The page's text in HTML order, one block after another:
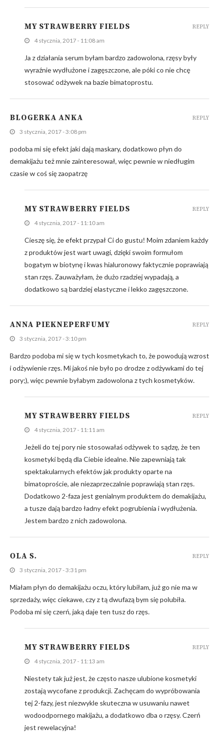
MY STRAWBERRY FIELDS
4 stycznia, 2017 - 11:08 am
Ja z działania serum byłam bardzo zadowolona, rzęsy były
wyraźnie wydłużone i zagęszczone, ale póki co nie chcę
stosować odżywek na bazie bimatoprostu.
REPLY
BLOGERKA ANKA
3 stycznia, 2017 - 3:08 pm
podoba mi się efekt jaki dają maskary, dodatkowo płyn do
demakijażu też mnie zainteresował, więc pewnie w niedługim
czasie w coś się zaopatrzę
REPLY
MY STRAWBERRY FIELDS
4 stycznia, 2017 - 11:10 am
Cieszę się, że efekt przypał Ci do gustu! Moim zdaniem każdy
z produktów jest wart uwagi, dzięki swoim formułom
bogatym w biotynę i kwas hialuronowy faktycznie poprawiają
stan rzęs. Zauważyłam, że dużo rzadziej wypadają, a
dodatkowo są bardziej elastyczne i lekko zagęszczone.
REPLY
ANNA PIEKNEPERFUMY
3 stycznia, 2017 - 3:10 pm
Bardzo podoba mi się w tych kosmetykach to, że powodują wzrost
i odżywienie rzęs. Mi jakoś nie było po drodze z odżywkami do tej
pory;), więc pewnie byłabym zadowolona z tych kosmetyków.
REPLY
MY STRAWBERRY FIELDS
4 stycznia, 2017 - 11:11 am
Jeżeli do tej pory nie stosowałaś odżywek to sądzę, że ten
kosmetyki będą dla Ciebie idealne. Nie zapewniają tak
spektakularnych efektów jak produkty oparte na
bimatoproście, ale niezaprzeczalnie poprawiają stan rzęs.
Dodatkowo 2-faza jest genialnym produktem do demakijażu,
a tusze dają bardzo ładny efekt pogrubienia i wydłużenia.
Jestem bardzo z nich zadowolona.
REPLY
OLA S.
3 stycznia, 2017 - 3:31 pm
Miałam płyn do demakijażu oczu, który lubiłam, już go nie ma w
sprzedaży, więc ciekawe, czy z tą dwufazą bym się polubiła.
Podoba mi się czerń, jaką daje ten tusz do rzęs.
REPLY
MY STRAWBERRY FIELDS
4 stycznia, 2017 - 11:13 am
Niestety tak już jest, że często nasze ulubione kosmetyki
zostają wycofane z produkcji. Zachęcam do wypróbowania
tej 2-fazy, jest niezwykle skuteczna w usuwaniu nawet
wodoodpornego makijażu, a dodatkowo dba o rzęsy. Czerń
jest rewelacyjna!
REPLY